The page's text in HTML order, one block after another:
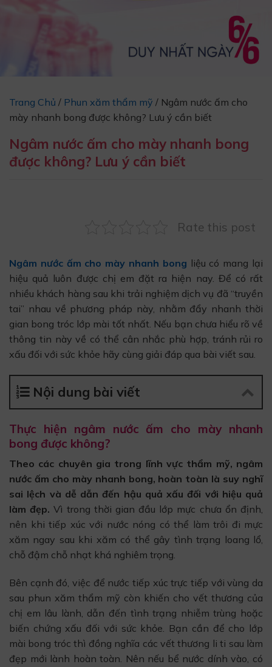
Trang Chủ / Phun xăm thẩm mỹ / Ngâm nước ấm cho
mày nhanh bong được không? Lưu ý cần biết
Ngâm nước ấm cho mày nhanh bong
được không? Lưu ý cần biết
Rate this post
Ngâm nước ấm cho mày nhanh bong liệu có mang lại
hiệu quả luôn được chị em đặt ra hiện nay. Để có rất
nhiều khách hàng sau khi trải nghiệm dịch vụ đã “truyền
tai” nhau về phương pháp này, nhằm đẩy nhanh thời
gian bong tróc lớp mài tốt nhất. Nếu bạn chưa hiểu rõ về
thông tin này về có thể cân nhắc phù hợp, tránh rủi ro
xấu đối với sức khỏe hãy cùng giải đáp qua bài viết sau.
Nội dung bài viết
Thực hiện ngâm nước ấm cho mày nhanh
bong được không?
Theo các chuyên gia trong lĩnh vực thẩm mỹ, ngâm
nước ấm cho mày nhanh bong, hoàn toàn là suy nghĩ
sai lệch và dễ dẫn đến hậu quả xấu đối với hiệu quả
làm đẹp. Vì trong thời gian đầu lớp mực chưa ổn định,
nên khi tiếp xúc với nước nóng có thể làm trôi đi mực
xăm ngay sau khi xăm có thể gây tình trạng loang lổ,
chỗ đậm chỗ nhạt khá nghiêm trọng.
Bên cạnh đó, việc để nước tiếp xúc trực tiếp với vùng da
sau phun xăm thẩm mỹ còn khiến cho vết thương của
chị em lâu lành, dẫn đến tình trạng nhiễm trùng hoặc
biến chứng xấu đối với sức khỏe. Bạn cần để cho lớp
mài bong tróc thì đồng nghĩa các vết thương li ti sau làm
đẹp mới lành hoàn toàn. Nên nếu bể nước dính vào, có